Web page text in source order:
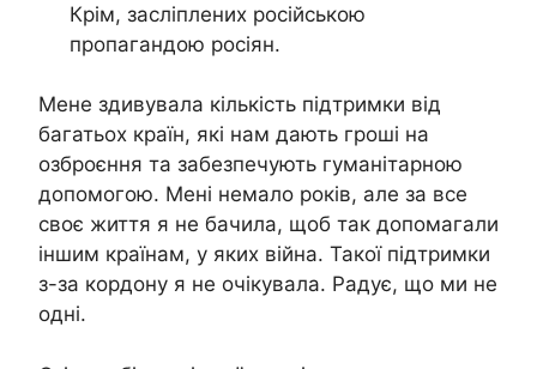
Крім, засліплених російською
пропагандою росіян.
Мене здивувала кількість підтримки від
багатьох країн, які нам дають гроші на
озброєння та забезпечують гуманітарною
допомогою. Мені немало років, але за все
своє життя я не бачила, щоб так допомагали
іншим країнам, у яких війна. Такої підтримки
з-за кордону я не очікувала. Радує, що ми не
одні.